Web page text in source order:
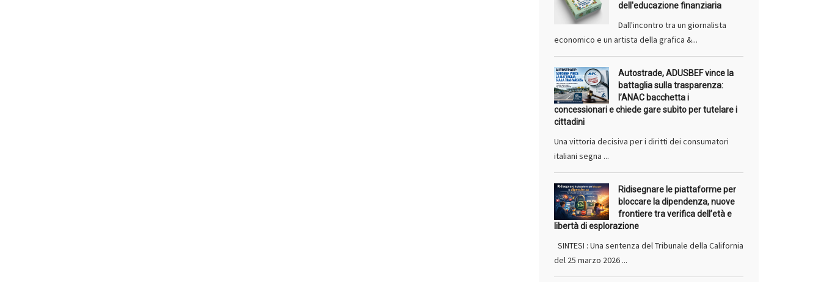
dell'educazione finanziaria
Dall'incontro tra un giornalista
economico e un artista della grafica &...
Autostrade, ADUSBEF vince la
battaglia sulla trasparenza:
l’ANAC bacchetta i
concessionari e chiede gare subito per tutelare i
cittadini
Una vittoria decisiva per i diritti dei consumatori
italiani segna ...
Ridisegnare le piattaforme per
bloccare la dipendenza, nuove
frontiere tra verifica dell’età e
libertà di esplorazione
SINTESI : Una sentenza del Tribunale della California
del 25 marzo 2026 ...